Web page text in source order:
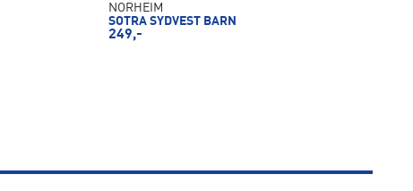
NORHEIM
SOTRA SYDVEST BARN
249,-